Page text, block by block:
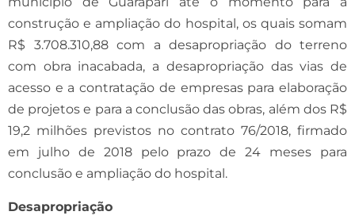
construção e ampliação do hospital, os quais somam
R$ 3.708.310,88 com a desapropriação do terreno
com obra inacabada, a desapropriação das vias de
acesso e a contratação de empresas para elaboração
de projetos e para a conclusão das obras, além dos R$
19,2 milhões previstos no contrato 76/2018, firmado
em julho de 2018 pelo prazo de 24 meses para
conclusão e ampliação do hospital.
Desapropriação